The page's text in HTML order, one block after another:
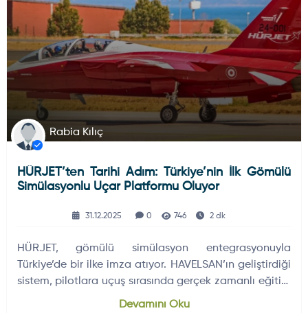
Rabia Kılıç
HÜRJET’ten Tarihi Adım: Türkiye’nin İlk Gömülü
Simülasyonlu Uçar Platformu Oluyor
31.12.2025 0 746 2 dk
HÜRJET, gömülü simülasyon entegrasyonuyla
Türkiye’de bir ilke imza atıyor. HAVELSAN’ın geliştirdiği
sistem, pilotlara uçuş sırasında gerçek zamanlı eğitim
kabiliyeti kazandıracak.
Devamını Oku